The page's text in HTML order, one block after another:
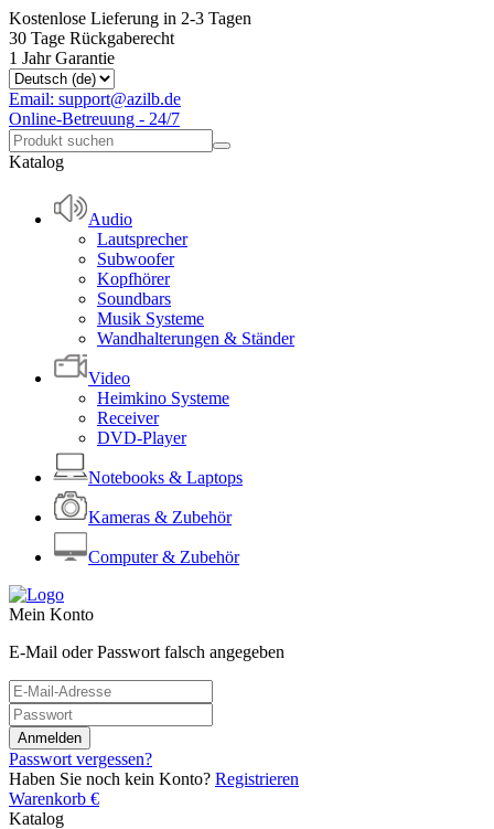
Kostenlose Lieferung in 2-3 Tagen
30 Tage Rückgaberecht
1 Jahr Garantie
Email: support@azilb.de
Online-Betreuung - 24/7
Katalog
Audio
Lautsprecher
Subwoofer
Kopfhörer
Soundbars
Musik Systeme
Wandhalterungen & Ständer
Video
Heimkino Systeme
Receiver
DVD-Player
Notebooks & Laptops
Kameras & Zubehör
Computer & Zubehör
Mein Konto
E-Mail oder Passwort falsch angegeben
Passwort vergessen?
Haben Sie noch kein Konto? Registrieren
Warenkorb €
Katalog